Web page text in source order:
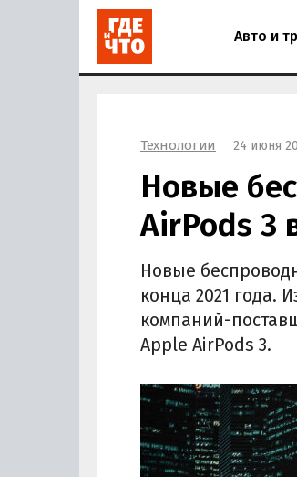
Авто и
Технологии 24 июня
Новые
AirPods 3
Новые
конца 2021 года.
компаний-
Apple AirPods 3.